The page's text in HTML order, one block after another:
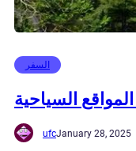
السفر
السياحية
ufcJanuary 28, 2025